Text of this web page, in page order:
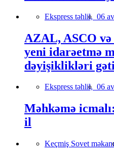
Ekspress təhlil, 06
AZAL, ASCO və
yeni idarəetmə
dəyişiklikləri
Ekspress təhlil, 06
Məhkəmə
il
Keçmiş Sovet